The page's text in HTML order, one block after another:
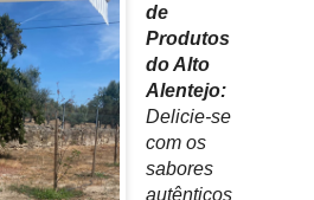
de
Produtos
do Alto
Alentejo:
Delicie-se
com os
sabores
autênticos